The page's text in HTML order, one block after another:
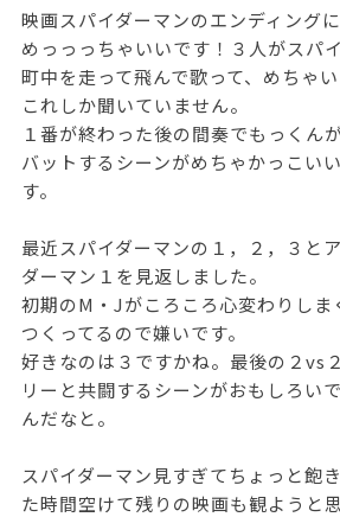
映画スパイダーマンのエンディング
めっっっちゃいいです！３人がスパ
町中を走って飛んで歌って、めちゃ
これしか聞いていません。
１番が終わった後の間奏でもっくん
バットするシーンがめちゃかっこい
す。
最近スパイダーマンの１，２，３と
ダーマン１を見返しました。
初期のM・Jがころころ心変わりしま
つくってるので嫌いです。
好きなのは３ですかね。最後の２vs
リーと共闘するシーンがおもしろい
んだなと。
スパイダーマン見すぎてちょっと飽
た時間空けて残りの映画も観ようと思